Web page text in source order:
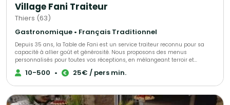
Village Fani Traiteur
Thiers (63)
Gastronomique • Français Traditionnel
Depuis 35 ans, la Table de Fani est un service traiteur reconnu pour sa
capacité à allier goût et générosité. Nous proposons des menus
personnalisés pour toutes vos réceptions, en mélangeant terroir et
accents d’autres cultures. Notre mission est de vous accompagner dans
l'organisation de vos événements privés et professionnels, pour 10 à 300
pour vous garantir des réceptions réussies !
10-500 • 25€ / pers min.